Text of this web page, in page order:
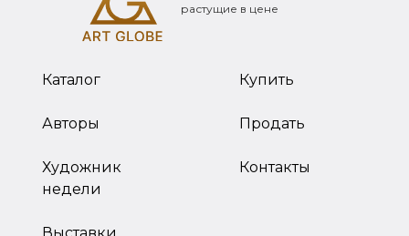
растущие в цене
Каталог
Авторы
Художник
недели
Купить
Продать
Контакты